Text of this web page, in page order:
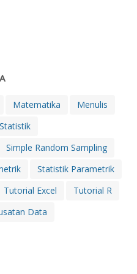
Matematika
Menulis
Simple Random Sampling
Statistik Parametrik
Tutorial Excel
Tutorial R
Data